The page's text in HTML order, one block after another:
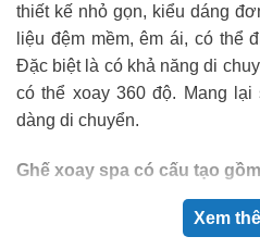
thiết kế nhỏ gọn, kiểu dáng
liệu đệm mềm, êm ái, có thể
Đặc biệt là có khả năng di
có thể xoay 360 độ. Mang
dàng di chuyển.
Ghế xoay spa có cấu tạo
Xem